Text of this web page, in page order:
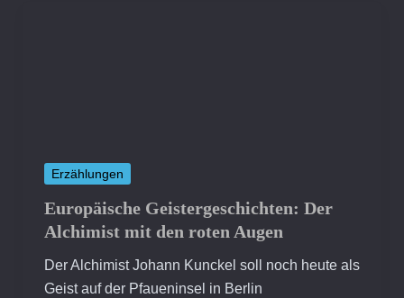
Erzählungen
Europäische Geistergeschichten: Der
Alchimist mit den roten Augen
Der Alchimist Johann Kunckel soll noch heute als
Geist auf der Pfaueninsel in Berlin